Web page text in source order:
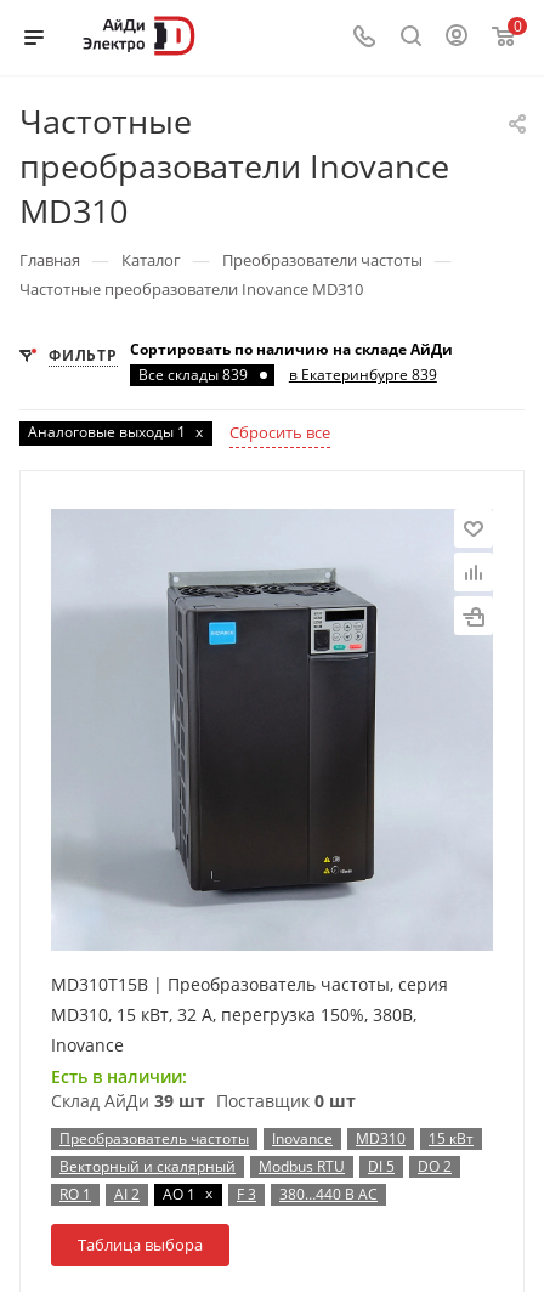
0
Частотные
преобразователи Inovance
MD310
Главная — Каталог — Преобразователи частоты —
Частотные преобразователи Inovance MD310
ФИЛЬТР
Сортировать по наличию на складе АйДи
Все склады 839
в Екатеринбурге 839
Аналоговые выходы 1 x Сбросить все
MD310T15B | Преобразователь частоты, серия
MD310, 15 кВт, 32 А, перегрузка 150%, 380B,
Inovance
Есть в наличии:
Склад АйДи 39 шт Поставщик 0 шт
Преобразователь частоты Inovance MD310
15 кВт
Векторный и скалярный
Modbus RTU DI 5
DO 2
RO 1
AI 2 AO 1 x F 3 380…440 В AC
Таблица выбора